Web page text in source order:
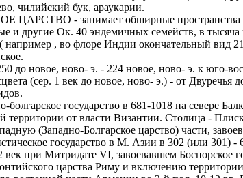
чилийский бук, араукарии.
- занимает обширные пространства
и другие Ок. 40 эндемичных семейств, в
например , во флоре Индии окончательный вид
новое, ново- э. - 224 новое, ново- э. к юго-
(сер. 1 век до новое, ново- э.) - от
государство в 681-1018 на севере
территории от власти Византии. Столица -
(Западно-Болгарское царство) части,
государство в М. Азии в 302 (или 301) -
век при Митридате VI, завоевавшем
царства Риму и включению территории